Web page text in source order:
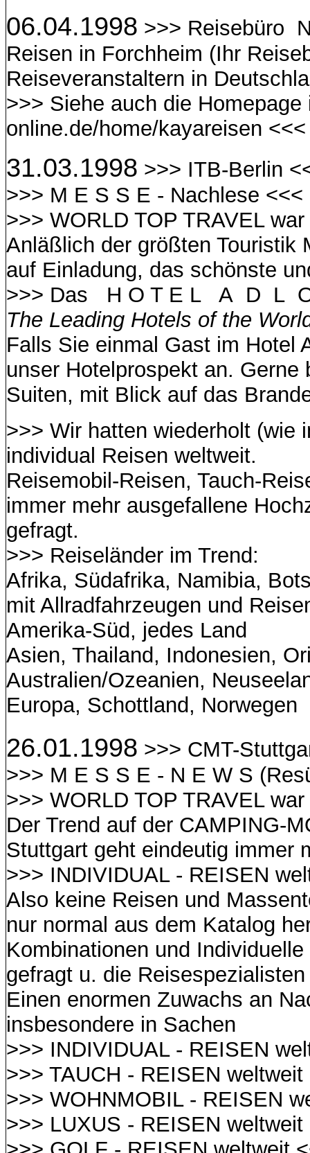
06.04.1998 >>> Reisebüro
Reisen in Forchheim (Ihr
Reiseveranstaltern in
>>> Siehe auch die
online.de/home/kayareisen <<<
31.03.1998 >>> ITB-Berlin
>>> M E S S E - Nachlese <<<
>>> WORLD TOP TRAVEL
Anläßlich der größten Touristik
auf Einladung, das schönste
>>> Das H O T E L A D L
The Leading Hotels of the
Falls Sie einmal Gast im Hotel
unser Hotelprospekt an.
Suiten, mit Blick auf das
>>> Wir hatten wiederholt (wie
individual Reisen weltweit.
Reisemobil-Reisen, Tauch-
immer mehr ausgefallene
gefragt.
>>> Reiseländer im Trend:
Afrika, Südafrika, Namibia,
mit Allradfahrzeugen und
Amerika-Süd, jedes Land
Asien, Thailand, Indonesien,
Australien/Ozeanien,
Europa, Schottland, Norwegen
26.01.1998 >>> CMT-
>>> M E S S E - N E W S
>>> WORLD TOP TRAVEL
Der Trend auf der CAMPING-
Stuttgart geht eindeutig immer
>>> INDIVIDUAL - REISEN
Also keine Reisen und
nur normal aus dem Katalog
Kombinationen und
gefragt u. die
Einen enormen Zuwachs an
insbesondere in Sachen
>>> INDIVIDUAL - REISEN
>>> TAUCH - REISEN weltweit
>>> WOHNMOBIL - REISEN
>>> LUXUS - REISEN weltweit